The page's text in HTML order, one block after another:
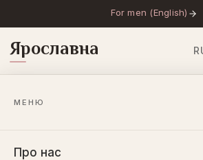
For men (English)
Ярославна
МЕНЮ
Про нас
Шлюбне